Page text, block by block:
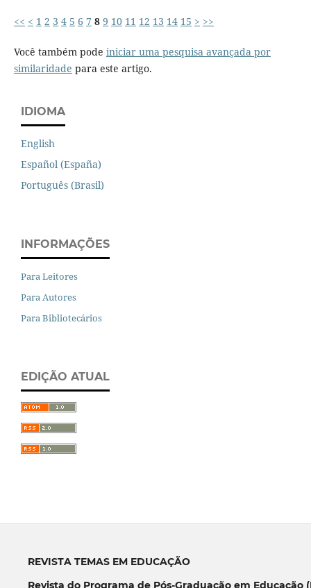
<< < 1 2 3 4 5 6 7 8 9 10 11 12 13 14 15 > >>
Você também pode iniciar uma pesquisa avançada por
similaridade para este artigo.
IDIOMA
English
Español (España)
Português (Brasil)
INFORMAÇÕES
Para Leitores
Para Autores
Para Bibliotecários
EDIÇÃO ATUAL
REVISTA TEMAS EM EDUCAÇÃO
Revista do Programa de Pós-Graduação em Educação